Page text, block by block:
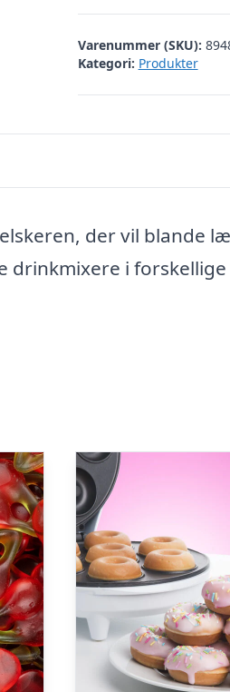
Varenummer (SKU):
Kategori: Produkter
der vil blande
i